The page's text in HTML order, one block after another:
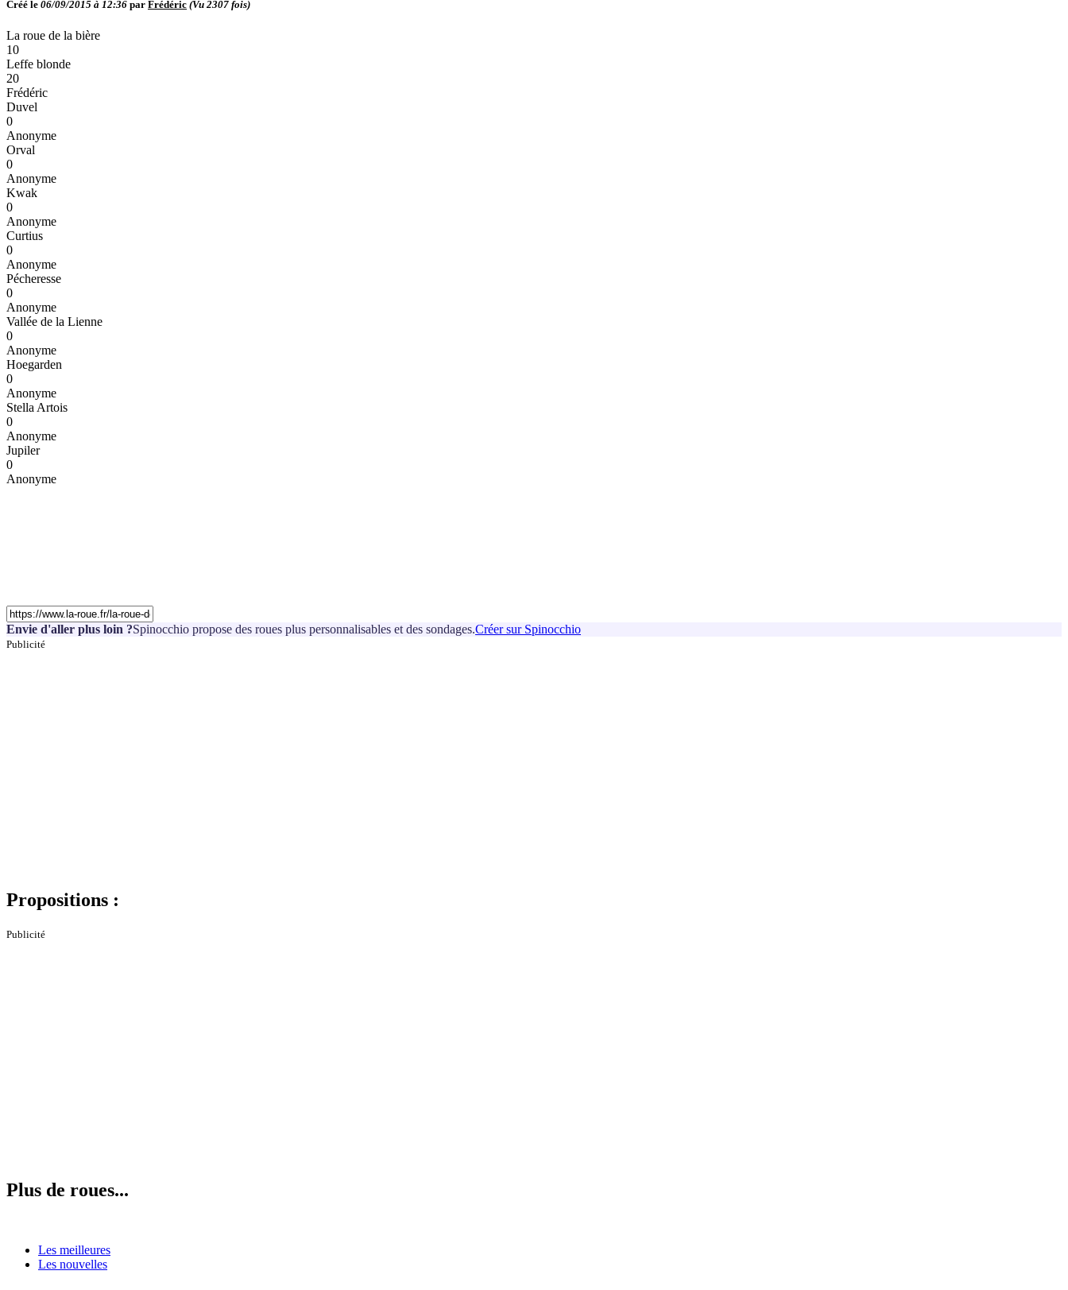
Créé le 06/09/2015 à 12:36 par Frédéric (Vu 2307 fois)
La roue de la bière
10
Leffe blonde
20
Frédéric
Duvel
0
Anonyme
Orval
0
Anonyme
Kwak
0
Anonyme
Curtius
0
Anonyme
Pécheresse
0
Anonyme
Vallée de la Lienne
0
Anonyme
Hoegarden
0
Anonyme
Stella Artois
0
Anonyme
Jupiler
0
Anonyme
Envie d'aller plus loin ?Spinocchio propose des roues plus personnalisables et des sondages.Créer sur Spinocchio
Publicité
Propositions :
Publicité
Plus de roues...
Les meilleures
Les nouvelles